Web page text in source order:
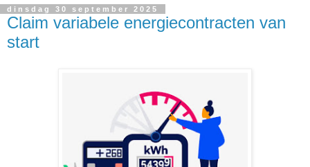
dinsdag 30 september 2025
Claim variabele energiecontracten van
start